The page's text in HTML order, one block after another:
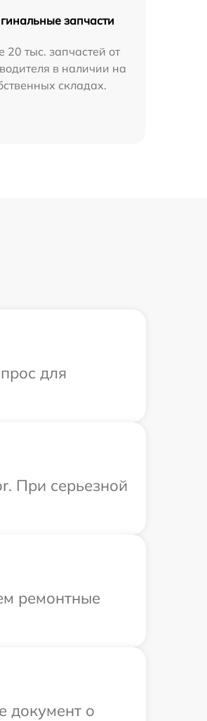
запчасти
20 тыс. запчастей от
в наличии на
складах.
для
При серьезной
ремонтные
документ о